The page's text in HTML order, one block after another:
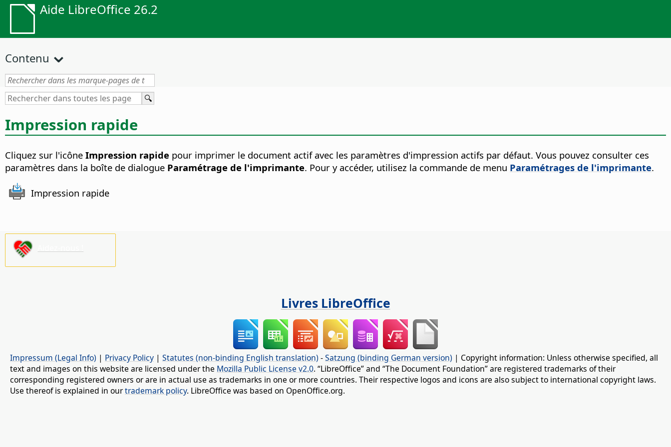
Aide LibreOffice 26.2
Contenu
Impression rapide
Cliquez sur l'icône Impression rapide pour imprimer le document actif avec les paramètres d'impression actifs par défaut. Vous pouvez consulter ces
paramètres dans la boîte de dialogue Paramétrage de l'imprimante. Pour y accéder, utilisez la commande de menu Paramétrages de l'imprimante.
Impression rapide
Livres LibreOffice
Impressum (Legal Info) | Privacy Policy | Statutes (non-binding English translation) -Satzung (binding German version) | Copyright information: Unless otherwise specified, all
text and images on this website are licensed under the Mozilla Public License v2.0. “LibreOffice” and “The Document Foundation” are registered trademarks of their
corresponding registered owners or are in actual use as trademarks in one or more countries. Their respective logos and icons are also subject to international copyright laws.
Use thereof is explained in ourtrademark policy. LibreOffice was based on OpenOffice.org.